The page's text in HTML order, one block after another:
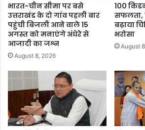
भारत-चीन सीमा पर बसे
उत्तराखंड के दो गांव पहली बार
पहुंची बिजली आने वाले 15
अगस्त को मनाएंगे अंधेरे से
आजादी का जश्न
August 8, 2026
100
सफलता,
बढ़ाया
भरोसा
August